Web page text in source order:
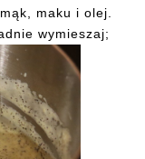
maku i olej.
wymieszaj;